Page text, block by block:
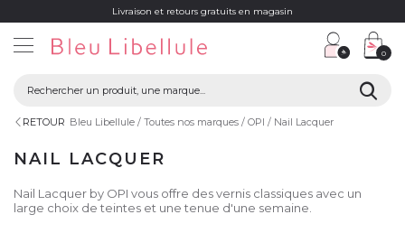
Livraison et retours gratuits en magasin
0
RETOUR Bleu Libellule Toutes nos marques OPI Nail Lacquer
NAIL LACQUER
Nail Lacquer by OPI vous offre des vernis classiques avec un
large choix de teintes et une tenue d'une semaine.